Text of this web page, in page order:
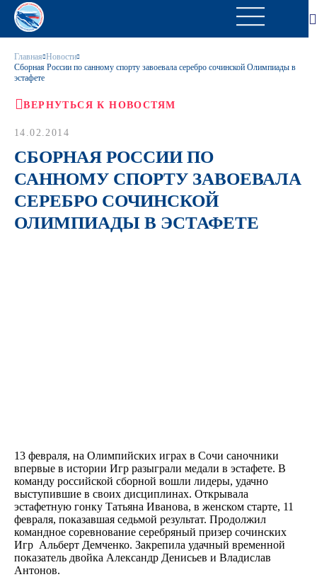
Главная Новости
Сборная России по санному спорту завоевала серебро сочинской Олимпиады в
эстафете
ВЕРНУТЬСЯ К НОВОСТЯМ
14.02.2014
СБОРНАЯ РОССИИ ПО
САННОМУ СПОРТУ ЗАВОЕВАЛА
СЕРЕБРО СОЧИНСКОЙ
ОЛИМПИАДЫ В ЭСТАФЕТЕ
13 февраля, на Олимпийских играх в Сочи саночники
впервые в истории Игр разыграли медали в эстафете. В
команду российской сборной вошли лидеры, удачно
выступившие в своих дисциплинах. Открывала
эстафетную гонку Татьяна Иванова, в женском старте, 11
февраля, показавшая седьмой результат. Продолжил
командное соревнование серебряный призер сочинских
Игр Альберт Демченко. Закрепила удачный временной
показатель двойка Александр Денисьев и Владислав
Антонов.